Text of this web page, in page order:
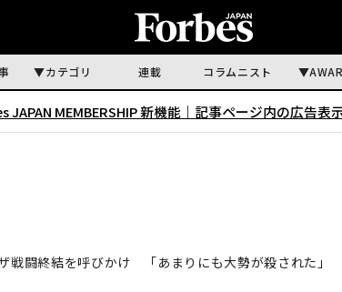
カテゴリ 連載 コラムニスト
JAPAN MEMBERSHIP 新機能｜ 記事ページ内の広告表
戦闘終結を呼びかけ 「あまりにも大勢が殺された」